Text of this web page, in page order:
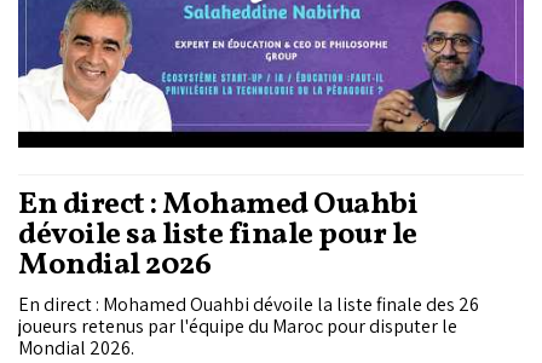
En direct : Mohamed Ouahbi
dévoile sa liste finale pour le
Mondial 2026
En direct : Mohamed Ouahbi dévoile la liste finale des 26
joueurs retenus par l'équipe du Maroc pour disputer le
Mondial 2026.